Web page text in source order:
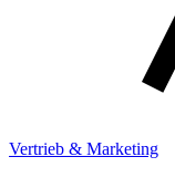
Vertrieb & Marketing